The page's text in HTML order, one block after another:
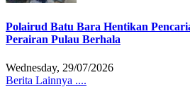
Polairud Batu Bara Hentikan
Perairan Pulau Berhala
Wednesday, 29/07/2026
Berita Lainnya ....